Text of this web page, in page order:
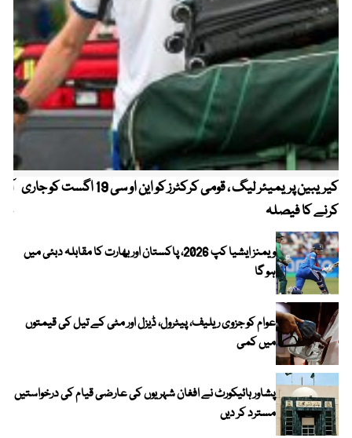
کیریبین پریمیئر لیگ ، قومی کرکٹرز کو این او سی 19 اگست کو جاری
کرنے کا فیصلہ
ویمنز ایشیا کپ 2026، پاکستان اور بھارت کا مقابلہ دبئی میں
ہو گا
عوام کو جزوی ریلیف، پیٹرول، ڈیزل اور مٹی کے تیل کی قیمتوں
میں کمی
پشاور ہائیکورٹ نے افغان شہریوں کی عارضی قیام کی درخواستیں
مسترد کر دیں